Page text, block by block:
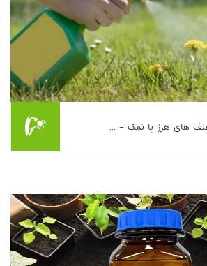
کاربرد نمک خوراکی (کلرید سدیم) به‌عنوان
بیشتر بخوانیم ...
های هرز با نمک - ...